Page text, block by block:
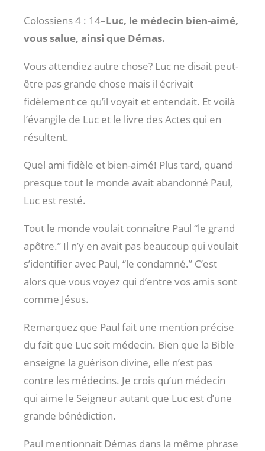
Colossiens 4 : 14–Luc, le médecin bien-aimé,
vous salue, ainsi que Démas.
Vous attendiez autre chose? Luc ne disait peut-
être pas grande chose mais il écrivait
fidèlement ce qu’il voyait et entendait. Et voilà
l’évangile de Luc et le livre des Actes qui en
résultent.
Quel ami fidèle et bien-aimé! Plus tard, quand
presque tout le monde avait abandonné Paul,
Luc est resté.
Tout le monde voulait connaître Paul “le grand
apôtre.” Il n’y en avait pas beaucoup qui voulait
s’identifier avec Paul, “le condamné.” C’est
alors que vous voyez qui d’entre vos amis sont
comme Jésus.
Remarquez que Paul fait une mention précise
du fait que Luc soit médecin. Bien que la Bible
enseigne la guérison divine, elle n’est pas
contre les médecins. Je crois qu’un médecin
qui aime le Seigneur autant que Luc est d’une
grande bénédiction.
Paul mentionnait Démas dans la même phrase